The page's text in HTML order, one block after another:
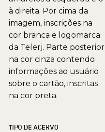
à direita. Por cima da
imagem, inscrições na
cor branca e logomarca
da Telerj. Parte posterior
na cor cinza contendo
informações ao usuário
sobre o cartão, inscritas
na cor preta.
TIPO DE ACERVO